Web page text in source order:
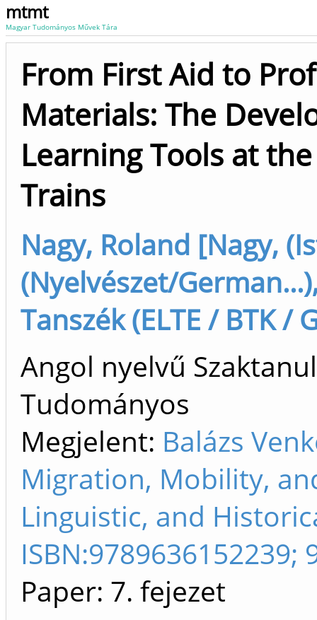
mtmt
Magyar Tudományos Művek Tára
From First Aid to
Materials: The
Learning Tools at
Trains
Nagy, Roland [Nagy,
(Nyelvészet/
Tanszék (ELTE / BTK /
Angol nyelvű
Tudományos
Megjelent: Balázs
Migration, Mobility,
Linguistic, and
ISBN:9789636152239;
Paper: 7. fejezet